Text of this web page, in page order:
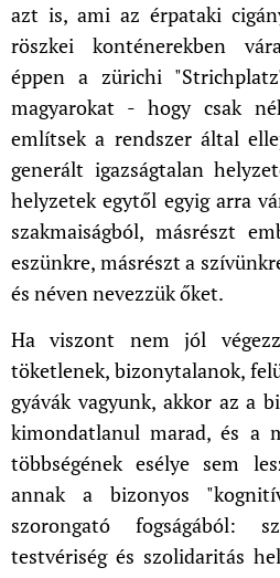
azt is, ami az érpataki
röszkei konténerekben
éppen a zürichi
magyarokat - hogy csak
említsek a rendszer által
generált igazságtalan
helyzetek egytől egyig arra
szakmaiságból, másrészt
eszünkre, másrészt a
és néven nevezzük őket.
Ha viszont nem jól
töketlenek, bizonytalanok,
gyávák vagyunk, akkor az a
kimondatlanul marad, és a
többségének esélye sem
annak a bizonyos
szorongató fogságából:
testvériség és szolidaritás